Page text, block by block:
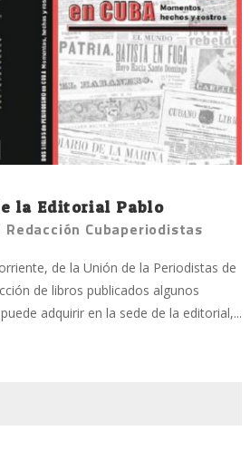
la Editorial Pablo
Redacción Cubaperiodistas
de la Unión de la Periodistas de
de libros publicados algunos
adquirir en la sede de la editorial,...